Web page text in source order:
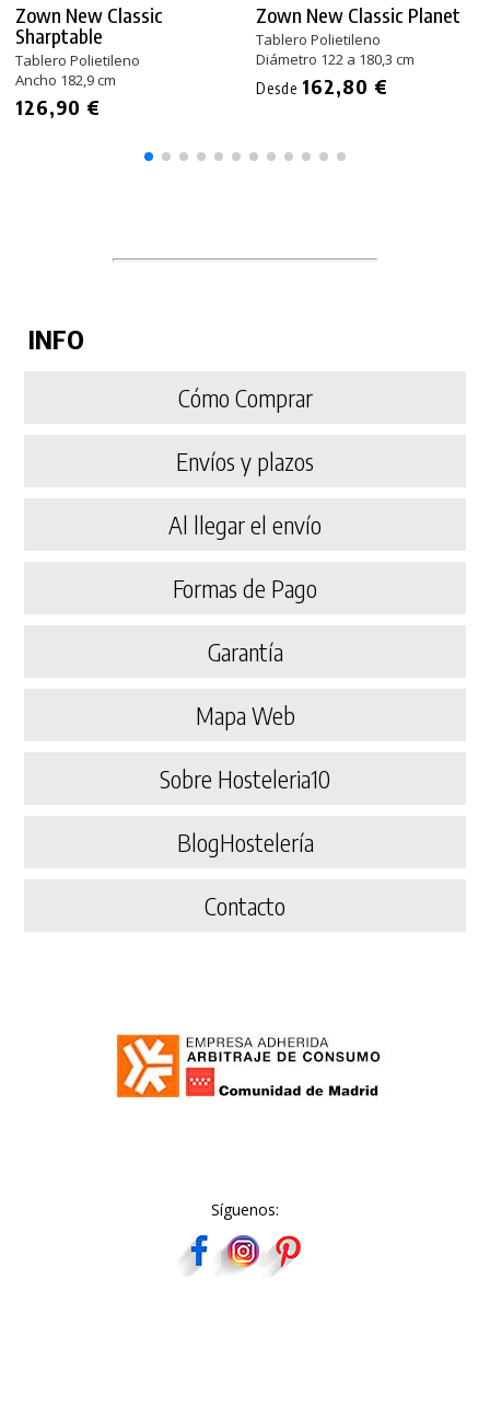
Zown New Classic
Sharptable
Tablero Polietileno
Ancho 182,9 cm
126,90 €
Zown New Classic Planet
Tablero Polietileno
Diámetro 122 a 180,3 cm
Desde 162,80 €
INFO
Cómo Comprar
Envíos y plazos
Al llegar el envío
Formas de Pago
Garantía
Mapa Web
Sobre Hosteleria10
BlogHostelería
Contacto
Síguenos: